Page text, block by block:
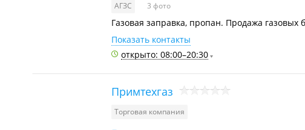
АГЗС 3 фото
Газовая заправка, пропан. Продажа газовых
Показать контакты
открыто: 08:00–20:30
Примтехгаз
Торговая компания